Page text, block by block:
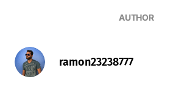
AUTHOR
ramon23238777